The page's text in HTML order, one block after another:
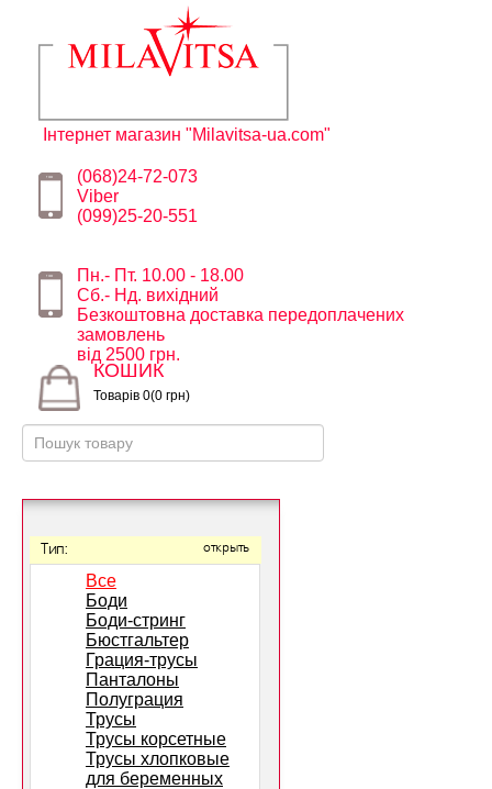
Інтернет магазин "Milavitsa-ua.com"
(068)24-72-073
Viber
(099)25-20-551
Пн.- Пт. 10.00 - 18.00
Сб.- Нд. вихідний
Безкоштовна доставка передоплачених
замовлень
від 2500 грн.
КОШИК
Товарів 0(0 грн)
Тип: открыть
Все
Боди
Боди-стринг
Бюстгальтер
Грация-трусы
Панталоны
Полуграция
Трусы
Трусы корсетные
Трусы хлопковые
для беременных